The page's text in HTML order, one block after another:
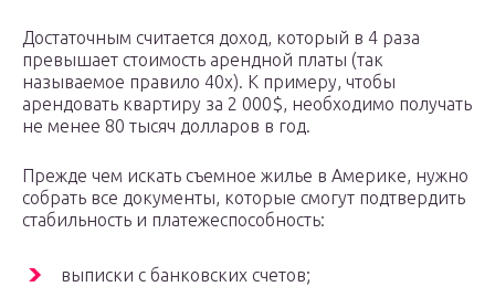
Достаточным считается доход, который в 4 раза
превышает стоимость арендной платы (так
называемое правило 40х). К примеру, чтобы
арендовать квартиру за 2 000$, необходимо получать
не менее 80 тысяч долларов в год.
Прежде чем искать съемное жилье в Америке, нужно
собрать все документы, которые смогут подтвердить
стабильность и платежеспособность:
выписки с банковских счетов;